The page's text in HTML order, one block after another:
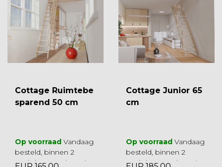
Cottage Ruimtebe
sparend 50 cm
Op voorraad Vandaag
besteld, binnen 2
werkdagen geleverd
Cottage Junior 65
cm
Op voorraad Vandaag
besteld, binnen 2
werkdagen geleverd